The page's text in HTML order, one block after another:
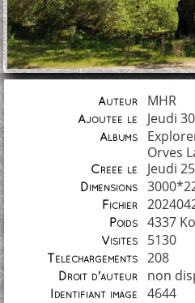
Auteur MHR
Ajoutée le Jeudi
Albums
Orves
Créée le Jeudi
Dimensions
Fichier
Poids 4337 Ko
Visites 5130
Téléchargements 208
Droit d'auteur non
Identifiant image 4644